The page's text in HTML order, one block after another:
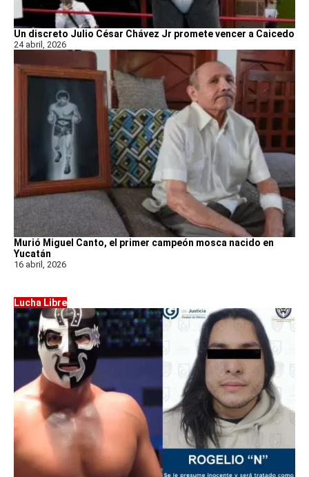
Un discreto Julio César Chávez Jr promete vencer a Caicedo
24 abril, 2026
Murió Miguel Canto, el primer campeón mosca nacido en
Yucatán
16 abril, 2026
Lucha Libre